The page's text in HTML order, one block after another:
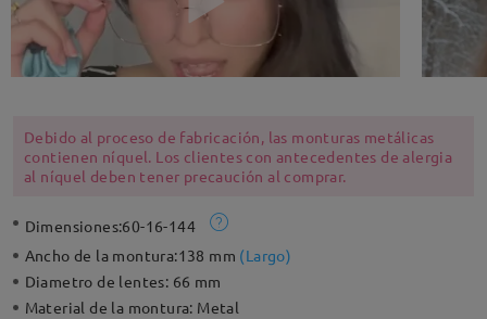
Debido al proceso de fabricación, las monturas metálicas
contienen níquel. Los clientes con antecedentes de alergia
al níquel deben tener precaución al comprar.
Dimensiones:60-16-144
Ancho de la montura:138 mm (Largo)
Diametro de lentes: 66 mm
Material de la montura: Metal